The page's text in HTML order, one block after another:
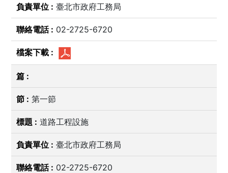
臺北市政府工務局
02-2725-6720
第一節
道路工程設施
臺北市政府工務局
02-2725-6720